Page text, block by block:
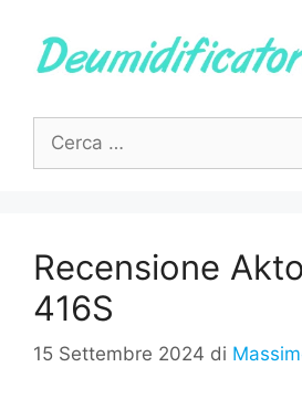
contenuto
per:
Recensione
416S
15 Settembre 2024 di